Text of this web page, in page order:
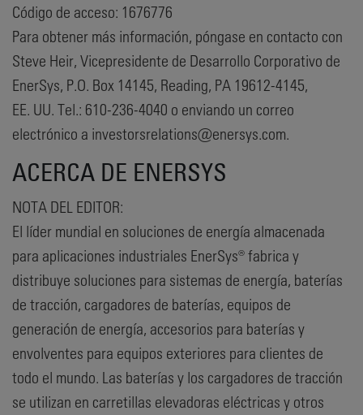
Código de acceso: 1676776
Para obtener más información, póngase en contacto con
Steve Heir, Vicepresidente de Desarrollo Corporativo de
EnerSys, P.O. Box 14145, Reading, PA 19612-4145,
EE. UU. Tel.: 610-236-4040 o enviando un correo
electrónico a investorsrelations@enersys.com.
ACERCA DE ENERSYS
NOTA DEL EDITOR:
El líder mundial en soluciones de energía almacenada
para aplicaciones industriales EnerSys® fabrica y
distribuye soluciones para sistemas de energía, baterías
de tracción, cargadores de baterías, equipos de
generación de energía, accesorios para baterías y
envolventes para equipos exteriores para clientes de
todo el mundo. Las baterías y los cargadores de tracción
se utilizan en carretillas elevadoras eléctricas y otros